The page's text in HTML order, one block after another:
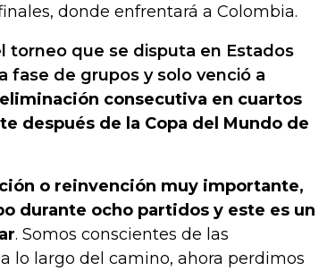
donde enfrentará a Colombia.
torneo que se disputa en Estados
fase de grupos y solo venció a
consecutiva en cuartos
después de la Copa del Mundo de
o reinvención muy importante,
durante ocho partidos y este es un
. Somos conscientes de las
lo largo del camino, ahora perdimos